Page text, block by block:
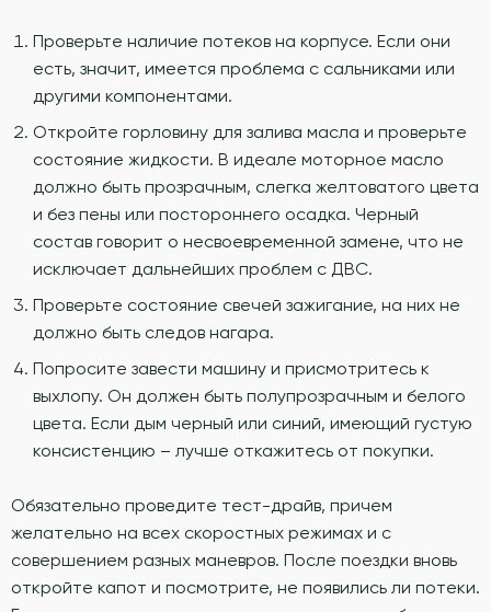
Проверьте наличие потеков на корпусе. Если они
есть, значит, имеется проблема с сальниками или
другими компонентами.
Откройте горловину для залива масла и проверьте
состояние жидкости. В идеале моторное масло
должно быть прозрачным, слегка желтоватого цвета
и без пены или постороннего осадка. Черный
состав говорит о несвоевременной замене, что не
исключает дальнейших проблем с ДВС.
Проверьте состояние свечей зажигание, на них не
должно быть следов нагара.
Попросите завести машину и присмотритесь к
выхлопу. Он должен быть полупрозрачным и белого
цвета. Если дым черный или синий, имеющий густую
консистенцию – лучше откажитесь от покупки.
Обязательно проведите тест-драйв, причем
желательно на всех скоростных режимах и с
совершением разных маневров. После поездки вновь
откройте капот и посмотрите, не появились ли потеки.